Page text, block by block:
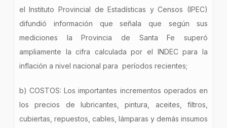
el Instituto Provincial de Estadísticas y Censos (IPEC)
difundió información que señala que según sus
mediciones la Provincia de Santa Fe superó
ampliamente la cifra calculada por el INDEC para la
inflación a nivel nacional para períodos recientes;
b) COSTOS: Los importantes incrementos operados en
los precios de lubricantes, pintura, aceites, filtros,
cubiertas, repuestos, cables, lámparas y demás insumos